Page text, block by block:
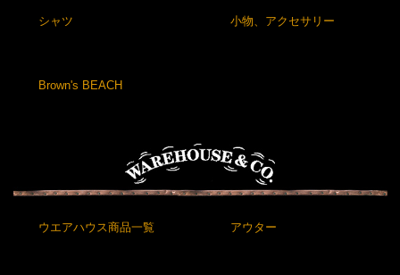
シャツ 小物、アクセサリー
Brown's BEACH
ウエアハウス商品一覧 アウター